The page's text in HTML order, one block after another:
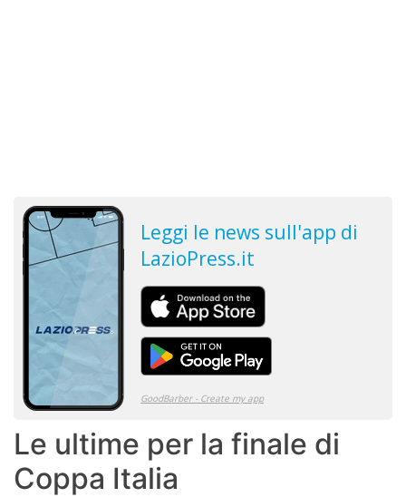
Le ultime per la finale di
Coppa Italia